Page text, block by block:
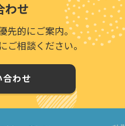
わせ
先的にご案内。
ご相談ください。
合わせ